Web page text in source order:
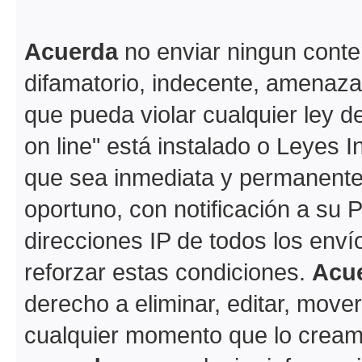
Acuerdano enviar ningun
difamatorio, indecente,
que pueda violar cualquier ley
on line" está instalado o Leyes
que sea inmediata y
oportuno, con notificación a su
direcciones IP de todos los
reforzar estas condiciones.
derecho a eliminar, editar,
cualquier momento que lo